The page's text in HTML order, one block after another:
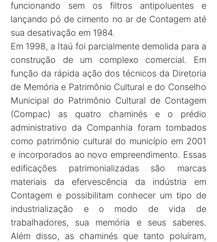
funcionando sem os filtros antipoluentes e
lançando pó de cimento no ar de Contagem até
sua desativação em 1984.
Em 1998, a Itaú foi parcialmente demolida para a
construção de um complexo comercial. Em
função da rápida ação dos técnicos da Diretoria
de Memória e Patrimônio Cultural e do Conselho
Municipal do Patrimônio Cultural de Contagem
(Compac) as quatro chaminés e o prédio
administrativo da Companhia foram tombados
como patrimônio cultural do município em 2001
e incorporados ao novo empreendimento. Essas
edificações patrimonializadas são marcas
materiais da efervescência da indústria em
Contagem e possibilitam conhecer um tipo de
industrialização e o modo de vida de
trabalhadores, sua memória e seus saberes.
Além disso, as chaminés que tanto poluíram,